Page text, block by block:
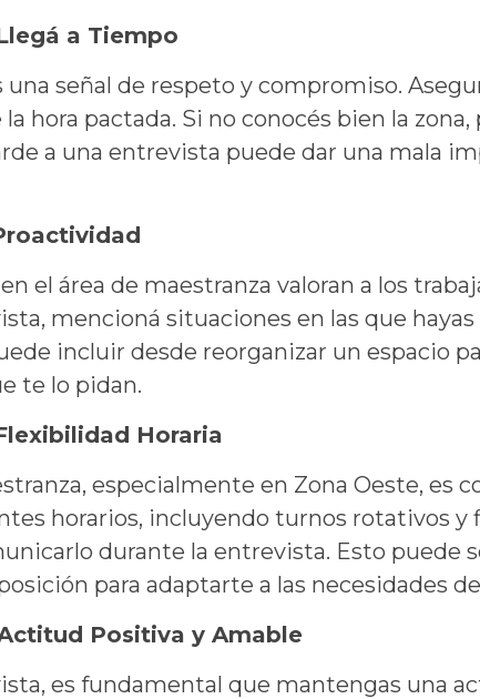
a Tiempo
señal de respeto y compromiso.
hora pactada. Si no conocés bien la
a una entrevista puede dar una mala
el área de maestranza valoran a los
mencioná situaciones en las que
incluir desde reorganizar un espacio
te lo pidan.
Horaria
especialmente en Zona Oeste, es
horarios, incluyendo turnos rotativos y
durante la entrevista. Esto puede
para adaptarte a las necesidades
Positiva y Amable
es fundamental que mantengas una